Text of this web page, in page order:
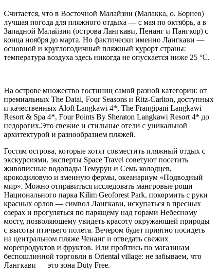
Считается, что в Восточной Малайзии (Малакка, о. Борнео)
лучшая погода для пляжного отдыха — с мая по октябрь, а в
Западной Малайзии (острова Лангкави, Пенанг и Пангкор) с
конца ноября до марта. Но фактически именно Лангкави —
основной и круглогодичный пляжный курорт страны:
температура воздуха здесь никогда не опускается ниже 25 °С.
На острове множество гостиниц самой разной категории: от
премиальных The Datai, Four Seasons и Ritz-Carlton, доступных
и качественных Aloft Langkawi 4*, The Frangipani Langkawi
Resort & Spa 4*, Four Points By Sheraton Langkawi Resort 4* до
недорогих.Это свежие и стильные отели c уникальной
архитектурой и разнообразием пляжей.
Гостям острова, которые хотят совместить пляжный отдых с
экскурсиями, эксперты Space Travel советуют посетить
живописные водопады Темурун и Семь колодцев,
крокодиловую и змеиную фермы, океанариум «Подводный
мир». Можно отправиться исследовать мангровые рощи
Национального парка Kilim Geoforest Park, покормить с руки
красных орлов — символ Лангкави, искупаться в пресных
озерах и прогуляться по парящему над горами Небесному
мосту, позволяющему увидеть красоту окружающей природы
с высоты птичьего полета. Вечером будет приятно посидеть
на центральном пляже Ченанг и отведать свежих
морепродуктов и фруктов. Или пройтись по магазинам
беспошлинной торговли в Oriental village: не забываем, что
Лангкави — это зона Duty Free.